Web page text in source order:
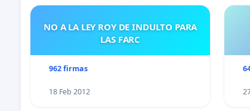
NO A LA LEY ROY DE INDULTO PARA
LAS FARC
962 firmas
18 Feb 2012